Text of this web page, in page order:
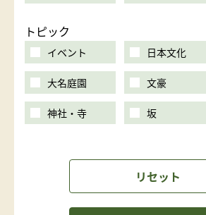
トピック
イベント 日本文化
大名庭園 文豪
神社・寺 坂
リセット